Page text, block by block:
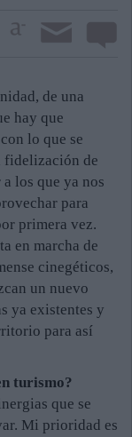
de una
hay que
lo que se
fidelización de
los que ya nos
para
primera vez.
en marcha de
cinegéticos,
un nuevo
ya existentes y
para así
turismo?
que se
Mi prioridad es